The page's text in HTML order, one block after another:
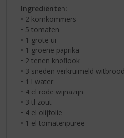
Ingrediënten:
• 2 komkommers
• 5 tomaten
• 1 grote ui
• 1 groene paprika
• 2 tenen knoflook
• 3 sneden verkruimeld witbrood
• 1 l water
• 4 el rode wijnazijn
• 3 tl zout
• 4 el olijfolie
• 1 el tomatenpuree